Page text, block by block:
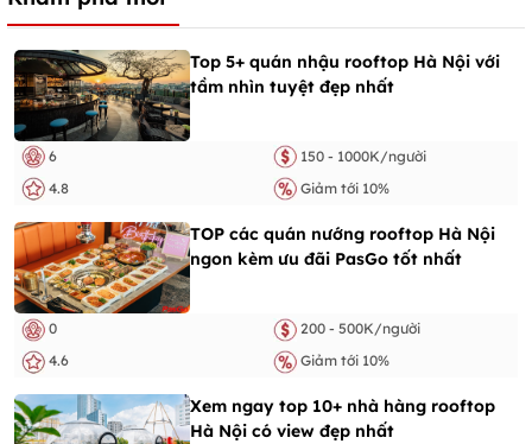
Top 5+ quán nhậu rooftop Hà Nội với
tầm nhìn tuyệt đẹp nhất
6
150 - 1000K/người
4.8
Giảm tới 10%
TOP các quán nướng rooftop Hà Nội
ngon kèm ưu đãi PasGo tốt nhất
0
200 - 500K/người
4.6
Giảm tới 10%
Xem ngay top 10+ nhà hàng rooftop
Hà Nội có view đẹp nhất